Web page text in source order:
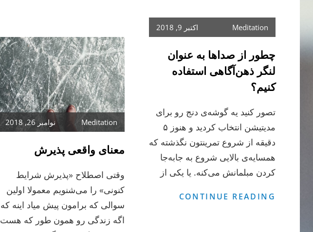
Meditation نوامبر 26, 2018
معنای واقعی پذیرش
وقتی اصطلاح «پذیرش شرایط
کنونی» را می‌شنویم معمولا اولین
سوالی که برامون پیش میاد اینه که
اگه زندگی رو همون طور که هست
Meditation اکتبر 9, 2018
چطور از صداها به عنوان
لنگر ذهن‌آگاهی استفاده
کنیم؟
تصور کنید یه گوشه‌ی دنج رو برای
مدیتیشن انتخاب کردید و هنوز ۵
دقیقه از شروع تمرینتون نگذشته که
همسایه‌ی بالایی شروع به جابه‌جا
کردن مبلمانش می‌کنه. یا یکی از
CONTINUE READING